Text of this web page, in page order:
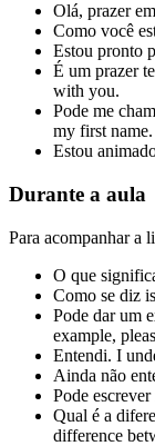
Olá, prazer
Como você
Estou pronto
É um prazer
with you.
Pode me
my first name.
Estou
Durante a aula
Para acompanhar a
O que
Como se diz
Pode dar um
example,
Entendi. I
Ainda não
Pode
Qual é a
difference